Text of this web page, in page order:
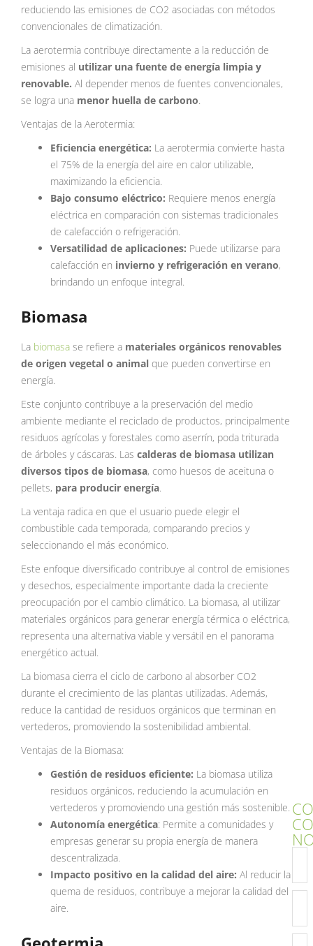
reduciendo las emisiones de CO2 asociadas con métodos
convencionales de climatización.
La aerotermia contribuye directamente a la reducción de
emisiones al utilizar una fuente de energía limpia y
renovable. Al depender menos de fuentes convencionales,
se logra una menor huella de carbono
Ventajas de la Aerotermia:
Eficiencia energética: La aerotermia convierte hasta
el 75% de la energía del aire en calor utilizable,
maximizando la eficiencia.
Bajo consumo eléctrico: Requiere menos energía
eléctrica en comparación con sistemas tradicionales
de calefacción o refrigeración.
Versatilidad de aplicaciones: Puede utilizarse para
calefacción en invierno y refrigeración en verano,
brindando un enfoque integral.
Biomasa
La biomasa se refiere a materiales orgánicos renovables
de origen vegetal o animal que pueden convertirse en
energía.
Este conjunto contribuye a la preservación del medio
ambiente mediante el reciclado de productos, principalmente
residuos agrícolas y forestales como aserrín, poda triturada
de árboles y cáscaras. Las calderas de biomasa utilizan
diversos tipos de biomasa, como huesos de aceituna o
pellets, para producir energía.
La ventaja radica en que el usuario puede elegir el
combustible cada temporada, comparando precios y
seleccionando el más económico.
Este enfoque diversificado contribuye al control de emisiones
y desechos, especialmente importante dada la creciente
preocupación por el cambio climático. La biomasa, al utilizar
materiales orgánicos para generar energía térmica o eléctrica,
representa una alternativa viable y versátil en el panorama
energético actual.
La biomasa cierra el ciclo de carbono al absorber CO2
durante el crecimiento de las plantas utilizadas. Además,
reduce la cantidad de residuos orgánicos que terminan en
vertederos, promoviendo la sostenibilidad ambiental.
Ventajas de la Biomasa:
Gestión de residuos eficiente: La biomasa utiliza
residuos orgánicos, reduciendo la acumulación en
vertederos y promoviendo una gestión más sostenible.
Autonomía energética: Permite a comunidades y
empresas generar su propia energía de manera
descentralizada.
Impacto positivo en la calidad del aire: Al reducir la
quema de residuos, contribuye a mejorar la calidad del
aire.